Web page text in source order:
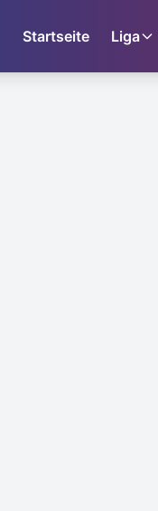
Startseite Liga